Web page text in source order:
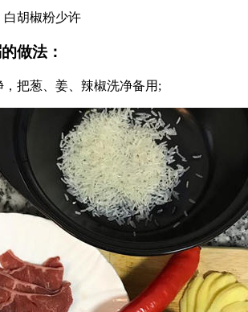
白胡椒粉少许
做法：
把葱、姜、辣椒洗净备用;